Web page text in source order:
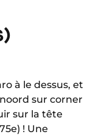
à le dessus, et
sur corner
sur la tête
! Une